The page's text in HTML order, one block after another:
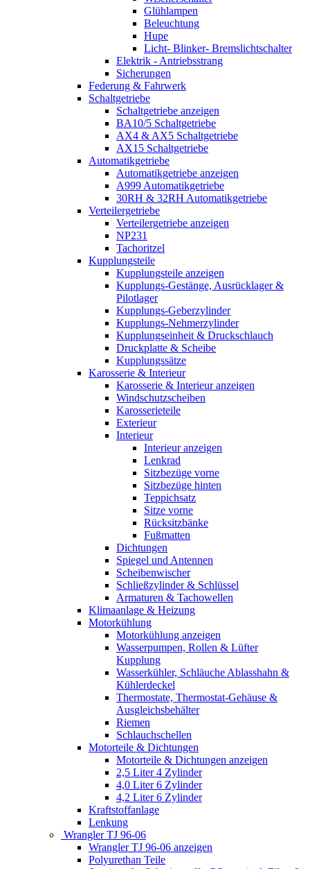
Glühlampen
Beleuchtung
Hupe
Licht- Blinker- Bremslichtschalter
Elektrik - Antriebsstrang
Sicherungen
Federung & Fahrwerk
Schaltgetriebe
Schaltgetriebe anzeigen
BA10/5 Schaltgetriebe
AX4 & AX5 Schaltgetriebe
AX15 Schaltgetriebe
Automatikgetriebe
Automatikgetriebe anzeigen
A999 Automatikgetriebe
30RH & 32RH Automatikgetriebe
Verteilergetriebe
Verteilergetriebe anzeigen
NP231
Tachoritzel
Kupplungsteile
Kupplungsteile anzeigen
Kupplungs-Gestänge, Ausrücklager &
Pilotlager
Kupplungs-Geberzylinder
Kupplungs-Nehmerzylinder
Kupplungseinheit & Druckschlauch
Druckplatte & Scheibe
Kupplungssätze
Karosserie & Interieur
Karosserie & Interieur anzeigen
Windschutzscheiben
Karosserieteile
Exterieur
Interieur
Interieur anzeigen
Lenkrad
Sitzbezüge vorne
Sitzbezüge hinten
Teppichsatz
Sitze vorne
Rücksitzbänke
Fußmatten
Dichtungen
Spiegel und Antennen
Scheibenwischer
Schließzylinder & Schlüssel
Armaturen & Tachowellen
Klimaanlage & Heizung
Motorkühlung
Motorkühlung anzeigen
Wasserpumpen, Rollen & Lüfter
Kupplung
Wasserkühler, Schläuche Ablasshahn &
Kühlerdeckel
Thermostate, Thermostat-Gehäuse &
Ausgleichsbehälter
Riemen
Schlauchschellen
Motorteile & Dichtungen
Motorteile & Dichtungen anzeigen
2,5 Liter 4 Zylinder
4,0 Liter 6 Zylinder
4,2 Liter 6 Zylinder
Kraftstoffanlage
Lenkung
Wrangler TJ 96-06
Wrangler TJ 96-06 anzeigen
Polyurethan Teile